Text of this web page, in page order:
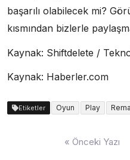
başarılı olabilecek mi?
kısmından bizlerle
Kaynak: Shiftdelete /
Kaynak: Haberler.com
Etiketler Oyun Play
« Önceki Yazı